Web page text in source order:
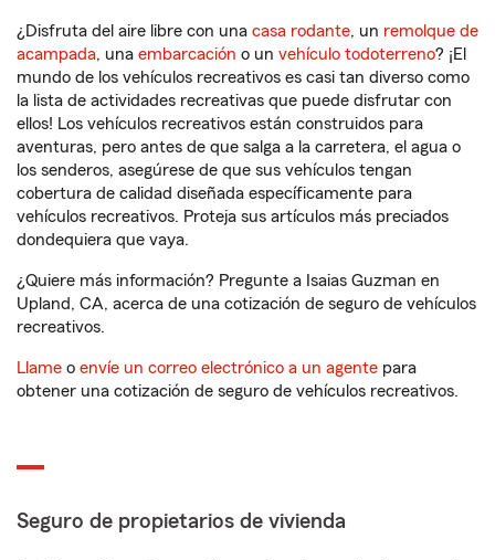
¿Disfruta del aire libre con una casa rodante, un remolque de
acampada, una embarcación o un vehículo todoterreno? ¡El
mundo de los vehículos recreativos es casi tan diverso como
la lista de actividades recreativas que puede disfrutar con
ellos! Los vehículos recreativos están construidos para
aventuras, pero antes de que salga a la carretera, el agua o
los senderos, asegúrese de que sus vehículos tengan
cobertura de calidad diseñada específicamente para
vehículos recreativos. Proteja sus artículos más preciados
dondequiera que vaya.
¿Quiere más información? Pregunte a Isaias Guzman en
Upland, CA, acerca de una cotización de seguro de vehículos
recreativos.
Llame o envíe un correo electrónico a un agente para
obtener una cotización de seguro de vehículos recreativos.
Seguro de propietarios de vivienda